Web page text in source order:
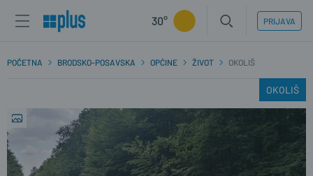
30° PRIJAVA
POČETNA BRODSKO-POSAVSKA OPĆINE ŽIVOT OKOLIŠ
OKOLIŠ